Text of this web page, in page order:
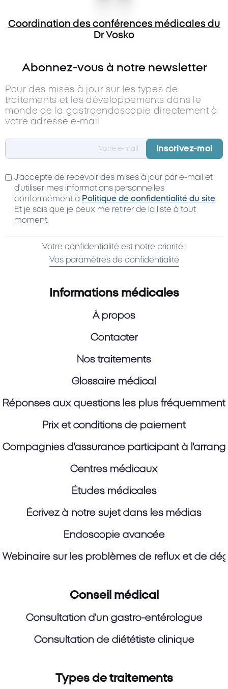
Coordination des conférences médicales du
Dr Vosko
Abonnez-vous à notre newsletter
Pour des mises à jour sur les types de
traitements et les développements dans le
monde de la gastroendoscopie directement à
votre adresse e-mail
J'accepte de recevoir des mises à jour par e-mail et
d'utiliser mes informations personnelles
conformément à Politique de confidentialité du site
Et je sais que je peux me retirer de la liste à tout
moment.
Votre confidentialité est notre priorité :
Vos paramètres de confidentialité
Informations médicales
À propos
Contacter
Nos traitements
Glossaire médical
Réponses aux questions les plus
Prix et conditions de paiement
Compagnies d'assurance participant à
Centres médicaux
Études médicales
Écrivez à notre sujet dans les médias
Endoscopie avancée
Webinaire sur les problèmes de reflux et de
Conseil médical
Consultation d'un gastro-entérologue
Consultation de diététiste clinique
Types de traitements